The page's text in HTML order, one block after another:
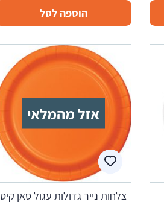
הוספה לסל
אזל מהמלאי
צלחות נייר גדולות עגול סאן קיס